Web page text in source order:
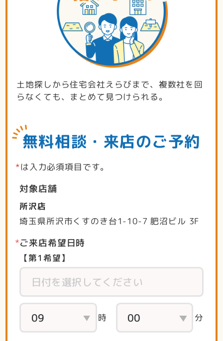
土地探しから住宅会社えらびまで、複数社を回
らなくても、まとめて見つけられる。
無料相談・来店のご予約
*は入力必須項目です。
対象店舗
所沢店
埼玉県所沢市くすのき台1-10-7 肥沼ビル 3F
ご来店希望日時
【第1希望】
時 分